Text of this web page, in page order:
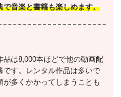
お試し解約もOK／／
で音楽と書籍も楽しめます。
は8,000本ほどで他の動画配
です。レンタル作品は多いで
多くかかってしまうことも